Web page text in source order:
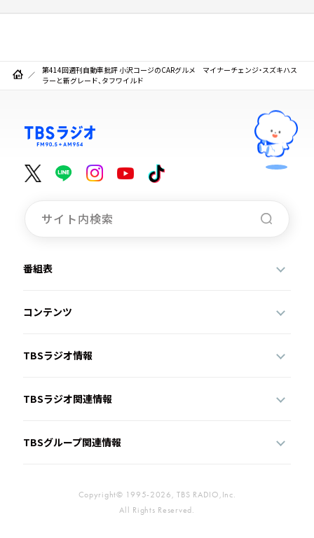
第414回週刊自動車批評 小沢コージのCARグルメ マイナーチェンジ・スズキハス
ラーと新グレード、タフワイルド
番組表
コンテンツ
TBSラジオ情報
TBSラジオ関連情報
TBSグループ関連情報
Copyright© 1995-2026, TBS RADIO,Inc.
All Rights Reserved.